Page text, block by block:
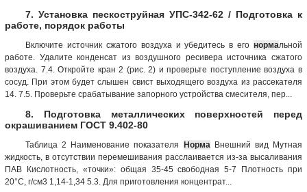
7. Установка пескоструйная УПС-342-62 / Подготовка к
работе, порядок работы
Включите источник сжатого воздуха и убедитесь в его нормальной
работе. Удалите конденсат из воздушного ресивера источника сжатого
воздуха. 7.4. Откройте кран 2 (рис. 2) и проверьте поступление воздуха в
сосуд. При этом будет слышен свист выходящего воздуха из рассекателя
14. 7.5. Проверьте срабатывание запорного устройства смесителя, пер...
8. Подготовка металлических поверхностей перед
окрашиванием ГОСТ 9.402-80
Таблица 2 Наименование показателя Норма Внешний вид Мутная
жидкость, в отсутствии перемешивания расслаивается из-за высаливания
ПАВ Кислотность, «точки»: общая 35-45 свободная 5-7 Плотность при
20°С, г/см3 1,14-1,34 5.3. Для приготовления концентрат...